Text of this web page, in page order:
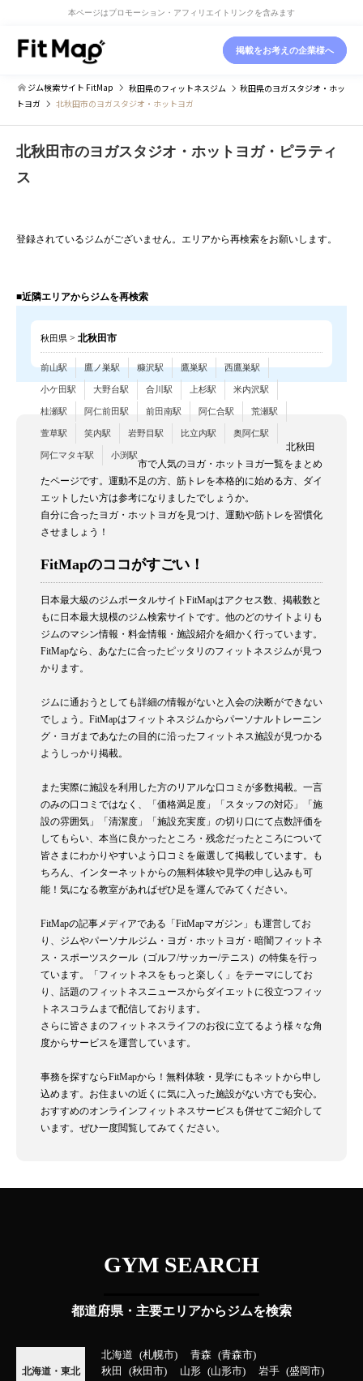
本ページはプロモーション・アフィリエイトリンクを含みます
掲載をお考えの企業様へ
ジム検索サイト FitMap 秋田県のフィットネスジム 秋田県のヨガスタジオ・ホッ
トヨガ
北秋田市のヨガスタジオ・ホットヨガ
北秋田市のヨガスタジオ・ホットヨガ・ピラティ
ス
登録されているジムがございません。エリアから再検索をお願いします。
■近隣エリアからジムを再検索
秋田県 > 北秋田市
前山駅 鷹ノ巣駅 糠沢駅 鷹巣駅 西鷹巣駅
小ケ田駅 大野台駅 合川駅 上杉駅 米内沢駅
桂瀬駅 阿仁前田駅 前田南駅 阿仁合駅 荒瀬駅
萱草駅 笑内駅 岩野目駅 比立内駅 奥阿仁駅
阿仁マタギ駅 小渕駅
北秋田
市で人気のヨガ・ホットヨガ一覧をまとめ
たページです。運動不足の方、筋トレを本格的に始める方、ダイ
エットしたい方は参考になりましたでしょうか。
自分に合ったヨガ・ホットヨガを見つけ、運動や筋トレを習慣化
させましょう！
FitMapのココがすごい！
日本最大級のジムポータルサイトFitMapはアクセス数、掲載数と
もに日本最大規模のジム検索サイトです。他のどのサイトよりも
ジムのマシン情報・料金情報・施設紹介を細かく行っています。
FitMapなら、あなたに合ったピッタリのフィットネスジムが見つ
かります。
ジムに通おうとしても詳細の情報がないと入会の決断ができない
でしょう。FitMapはフィットネスジムからパーソナルトレーニン
グ・ヨガまであなたの目的に沿ったフィットネス施設が見つかる
ようしっかり掲載。
また実際に施設を利用した方のリアルな口コミが多数掲載。一言
のみの口コミではなく、「価格満足度」「スタッフの対応」「施
設の雰囲気」「清潔度」「施設充実度」の切り口にて点数評価を
してもらい、本当に良かったところ・残念だったところについて
皆さまにわかりやすいよう口コミを厳選して掲載しています。も
ちろん、インターネットからの無料体験や見学の申し込みも可
能！気になる教室があればぜひ足を運んでみてください。
FitMapの記事メディアである「FitMapマガジン」も運営してお
り、ジムやパーソナルジム・ヨガ・ホットヨガ・暗闇フィットネ
ス・スポーツスクール（ゴルフ/サッカー/テニス）の特集を行っ
ています。「フィットネスをもっと楽しく」をテーマにしてお
り、話題のフィットネスニュースからダイエットに役立つフィッ
トネスコラムまで配信しております。
さらに皆さまのフィットネスライフのお役に立てるよう様々な角
度からサービスを運営しています。
事務を探すならFitMapから！無料体験・見学にもネットから申し
込めます。お住まいの近くに気に入った施設がない方でも安心。
おすすめのオンラインフィットネスサービスも併せてご紹介して
います。ぜひ一度閲覧してみてください。
GYM SEARCH
都道府県・主要エリアからジムを検索
北海道・東北
北海道 札幌市 青森
青森市
秋田
秋田市 山形 山形市 岩手
盛岡市